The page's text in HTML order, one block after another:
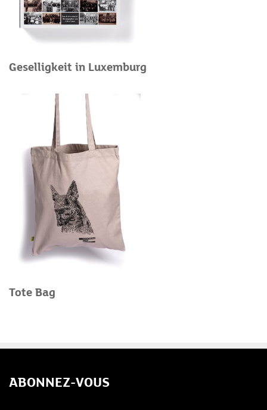
Geselligkeit in Luxemburg
Tote Bag
ABONNEZ-VOUS